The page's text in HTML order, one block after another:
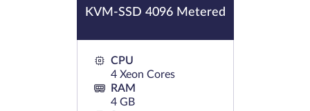
KVM-SSD 4096 Metered
CPU
4 Xeon Cores
RAM
4 GB